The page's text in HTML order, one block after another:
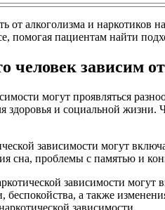
от алкоголизма и наркотиков
помогая пациентам найти
человек зависим
могут проявляться
здоровья и социальной
зависимости могут
сна, проблемы с памятью и
зависимости
а также
зависимости.